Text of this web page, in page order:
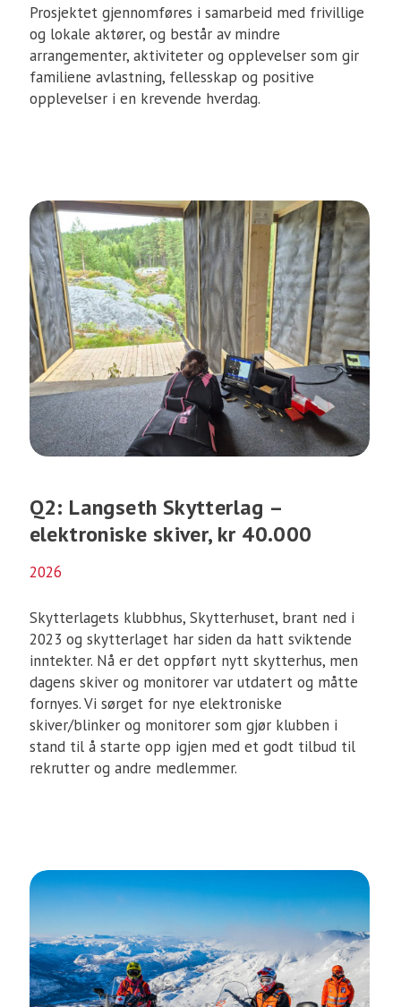
Prosjektet gjennomføres i samarbeid med frivillige
og lokale aktører, og består av mindre
arrangementer, aktiviteter og opplevelser som gir
familiene avlastning, fellesskap og positive
opplevelser i en krevende hverdag.
Q2: Langseth Skytterlag –
elektroniske skiver, kr 40.000
2026
Skytterlagets klubbhus, Skytterhuset, brant ned i
2023 og skytterlaget har siden da hatt sviktende
inntekter. Nå er det oppført nytt skytterhus, men
dagens skiver og monitorer var utdatert og måtte
fornyes. Vi sørget for nye elektroniske
skiver/blinker og monitorer som gjør klubben i
stand til å starte opp igjen med et godt tilbud til
rekrutter og andre medlemmer.